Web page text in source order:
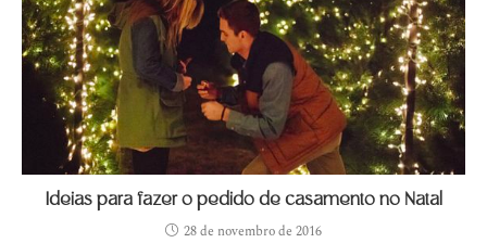
Ideias para fazer o pedido de casamento no Natal
28 de novembro de 2016